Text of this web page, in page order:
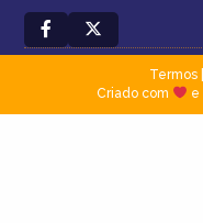
Termos|
Criado com
e